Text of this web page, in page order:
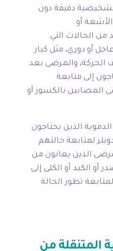
دقيقة دون
الأشعة أو
الحالات التي
أو دوري، مثل كبار
والمرضى بعد
إلى متابعة
المصابين بالكسور أو
الذين يحتاجون
لمتابعة حالتهم
الذين يعانون من
الكبد أو الكلى إلى
تطور الحالة
المتنقلة من